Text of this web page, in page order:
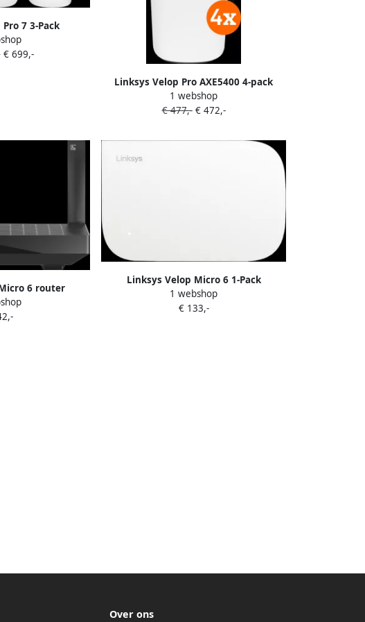
7 3-Pack
€ 699,-
Linksys Velop Pro AXE5400 4-pack
1 webshop
€ 477,-€ 472,-
6 router
Linksys Velop Micro 6 1-Pack
1 webshop
€ 133,-
Over ons